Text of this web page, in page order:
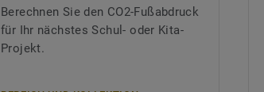
Berechnen Sie den CO2-Fußabdruck
für Ihr nächstes Schul- oder Kita-
Projekt.